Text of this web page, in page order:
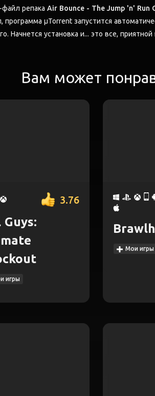
репака Air Bounce - The Jump 'n' Run
μTorrent запустится
Начнется установка и... это все, приятной
Вам может
3.76
Guys:
игры
Мои игры